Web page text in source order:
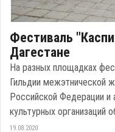
Фестиваль
Дагестане
На разных площадках
Гильдии межэтнической
Российской Федерации и
культурных организаций
19.08.2020